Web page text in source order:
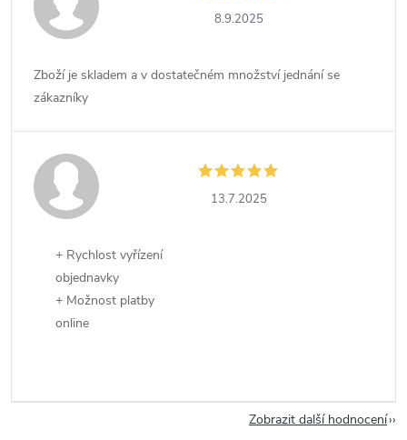
8.9.2025
Zboží je skladem a v dostatečném množství jednání se
zákazníky
13.7.2025
+ Rychlost vyřízení
objednavky
+ Možnost platby
online
Zobrazit další hodnocení